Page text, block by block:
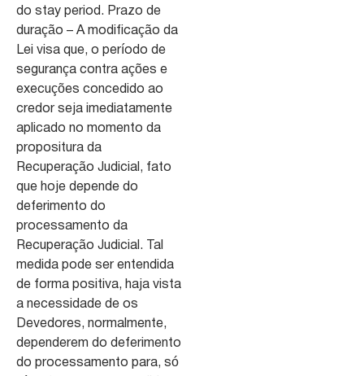
do stay period. Prazo de
duração – A modificação da
Lei visa que, o período de
segurança contra ações e
execuções concedido ao
credor seja imediatamente
aplicado no momento da
propositura da
Recuperação Judicial, fato
que hoje depende do
deferimento do
processamento da
Recuperação Judicial. Tal
medida pode ser entendida
de forma positiva, haja vista
a necessidade de os
Devedores, normalmente,
dependerem do deferimento
do processamento para, só